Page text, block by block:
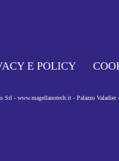
E POLICY
- www.magellanotech.it - Palazzo